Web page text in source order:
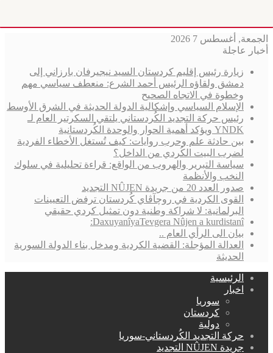
الجمعة, أغسطس 7 2026
أخبار عاجلة
زيارة رئيس إقليم كردستان السيد نيجيرفان بارزاني إلى
دمشق ولقاؤه الرئيس أحمد الشرع: منعطف سياسي مهم
وخطوة في الاتجاه الصحيح
الإسلام السياسي وإشكالية الدولة الحديثة في الشرق الأوسط
رئيس حركة التجديد الكُردستاني يلتقي السكرتير العام لـ
YNDK ويؤكد أهمية الحوار والوحدة الكُردستانية
بين حادثة علم وحرب روايات: كيف تُستغل الأخطاء الفردية
لضرب البيت الكُردي من الداخل؟
سياسة التبرير والهروب من الواقع: قراءة تحليلية في سلوك
النخب والأنظمة
صدور العدد 20 من جريدة NÛJEN التجديد
القوى الكردية في روچآڤاي كُردستان ترفض التعيينات
البرلمانية: لا شراكة وطنية دون تمثيل كردي حقيقي
DaxuyanîyaTevgera Nûjen a kurdistanî:
بيان الى الرأي العام ..
العدالة المؤجلة: القضية الكردية ومدخل بناء الدولة السورية
الحديثة
الرئيسية
اخبار
سوريا
كردستان
دولية
حركة التجديد الكُردستاني-سوريا
جريدة NÛJEN التجديد